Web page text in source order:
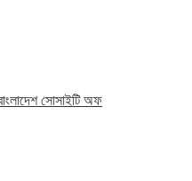
সোসাইটি অফ